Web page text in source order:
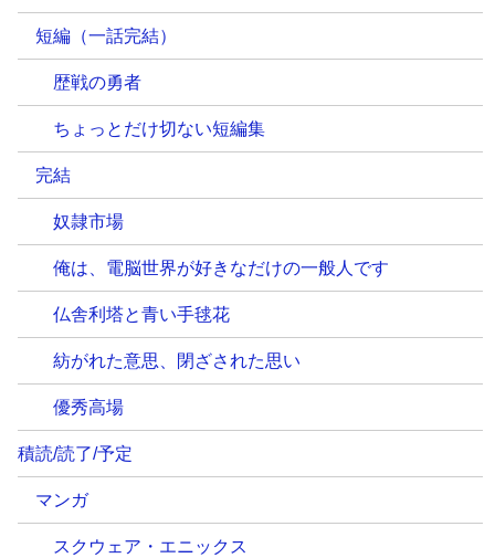
短編（一話完結）
歴戦の勇者
ちょっとだけ切ない短編集
完結
奴隷市場
俺は、電脳世界が好きなだけの一般人です
仏舎利塔と青い手毬花
紡がれた意思、閉ざされた思い
優秀高場
積読/読了/予定
マンガ
スクウェア・エニックス